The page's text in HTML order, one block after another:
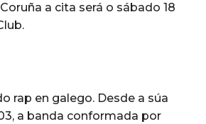
a cita será o sábado 18
rap en galego. Desde a súa
a banda conformada por